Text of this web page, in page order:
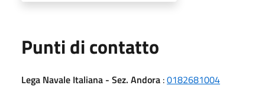
Punti di contatto
Lega Navale Italiana - Sez. Andora :0182681004